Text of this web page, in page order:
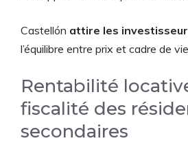
Castellón attire les
l’équilibre entre prix et cadre de
Rentabilité
fiscalité des
secondaires